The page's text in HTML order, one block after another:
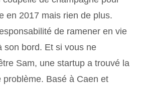
en 2017 mais rien de plus.
de ramener en vie
son bord. Et si vous ne
Sam, une startup a trouvé la
problème. Basé à Caen et